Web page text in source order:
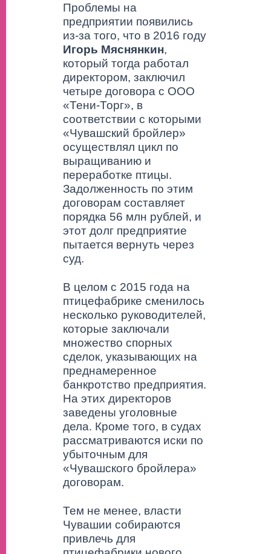
Проблемы на
предприятии появились
из-за того, что в 2016 году
Игорь Мяснянкин,
который тогда работал
директором, заключил
четыре договора с ООО
«Тени-Торг», в
соответствии с которыми
«Чувашский бройлер»
осуществлял цикл по
выращиванию и
переработке птицы.
Задолженность по этим
договорам составляет
порядка 56 млн рублей, и
этот долг предприятие
пытается вернуть через
суд.
В целом с 2015 года на
птицефабрике сменилось
несколько руководителей,
которые заключали
множество спорных
сделок, указывающих на
преднамеренное
банкротство предприятия.
На этих директоров
заведены уголовные
дела. Кроме того, в судах
рассматриваются иски по
убыточным для
«Чувашского бройлера»
договорам.
Тем не менее, власти
Чувашии собираются
привлечь для